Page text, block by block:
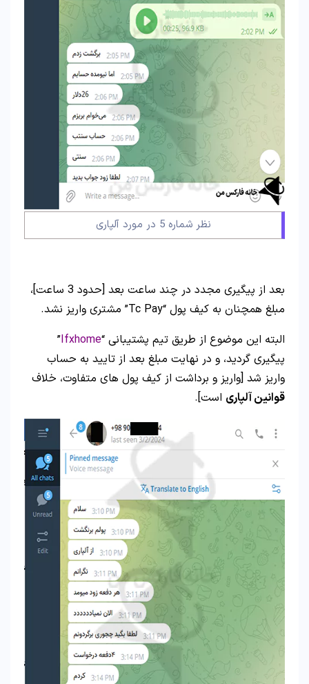
نظر شماره 5 در مورد آلپاری
بعد از پیگیری مجدد در چند ساعت بعد [حدود 3 ساعت]،
مبلغ همچنان به کیف پول “Tc Pay” مشتری واریز نشد.
البته این موضوع از طریق تیم پشتیبانی “Ifxhome
”
پیگیری گردید، و در نهایت مبلغ بعد از تایید به حساب
واریز شد [واریز و برداشت از کیف پول های متفاوت، خلاف
قوانین آلپاری است].